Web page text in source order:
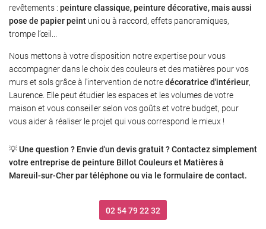
revêtements : peinture classique, peinture décorative, mais aussi
pose de papier peint uni ou à raccord, effets panoramiques,
trompe l’œil...
Nous mettons à votre disposition notre expertise pour vous
accompagner dans le choix des couleurs et des matières pour vos
murs et sols grâce à l'intervention de notredécoratrice d'intérieur,
Laurence. Elle peut étudier les espaces et les volumes de votre
maison et vous conseiller selon vos goûts et votre budget, pour
vous aider à réaliser le projet qui vous correspond le mieux !
💡Une question ? Envie d'un devis gratuit ? Contactez simplement
votre entreprise de peinture Billot Couleurs et Matières à
Mareuil-sur-Cher par téléphone ou via le formulaire de contact.
02 54 79 22 32